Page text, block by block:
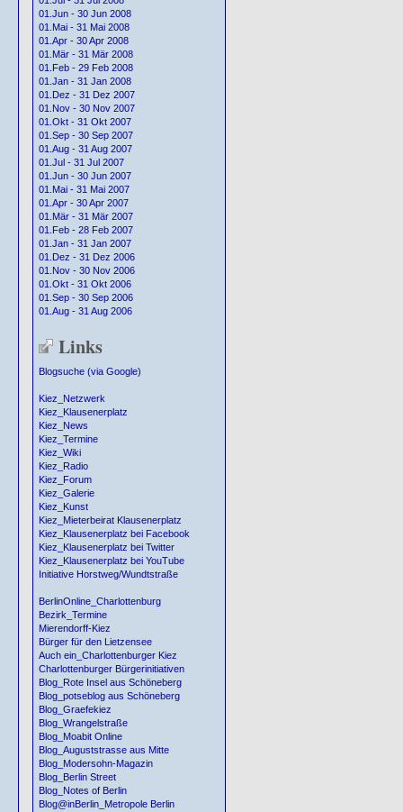
01.Jun - 30 Jun 2008
01.Mai - 31 Mai 2008
01.Apr - 30 Apr 2008
01.Mär - 31 Mär 2008
01.Feb - 29 Feb 2008
01.Jan - 31 Jan 2008
01.Dez - 31 Dez 2007
01.Nov - 30 Nov 2007
01.Okt - 31 Okt 2007
01.Sep - 30 Sep 2007
01.Aug - 31 Aug 2007
01.Jul - 31 Jul 2007
01.Jun - 30 Jun 2007
01.Mai - 31 Mai 2007
01.Apr - 30 Apr 2007
01.Mär - 31 Mär 2007
01.Feb - 28 Feb 2007
01.Jan - 31 Jan 2007
01.Dez - 31 Dez 2006
01.Nov - 30 Nov 2006
01.Okt - 31 Okt 2006
01.Sep - 30 Sep 2006
01.Aug - 31 Aug 2006
Links
Blogsuche (via Google)
Kiez_Netzwerk
Kiez_Klausenerplatz
Kiez_News
Kiez_Termine
Kiez_Wiki
Kiez_Radio
Kiez_Forum
Kiez_Galerie
Kiez_Kunst
Kiez_Mieterbeirat Klausenerplatz
Kiez_Klausenerplatz bei Facebook
Kiez_Klausenerplatz bei Twitter
Kiez_Klausenerplatz bei YouTube
Initiative Horstweg/Wundtstraße
BerlinOnline_Charlottenburg
Bezirk_Termine
Mierendorff-Kiez
Bürger für den Lietzensee
Auch ein_Charlottenburger Kiez
Charlottenburger Bürgerinitiativen
Blog_Rote Insel aus Schöneberg
Blog_potseblog aus Schöneberg
Blog_Graefekiez
Blog_Wrangelstraße
Blog_Moabit Online
Blog_Auguststrasse aus Mitte
Blog_Modersohn-Magazin
Blog_Berlin Street
Blog_Notes of Berlin
Blog@inBerlin_Metropole Berlin